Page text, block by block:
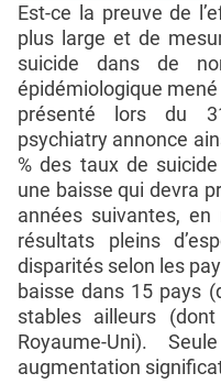
Est-ce la preuve de
plus large et de
suicide dans de
épidémiologique mené
présenté lors du
psychiatry annonce
% des taux de
une baisse qui devra
années suivantes,
résultats pleins
disparités selon les
baisse dans 15 pays
stables ailleurs
Royaume-Uni).
augmentation